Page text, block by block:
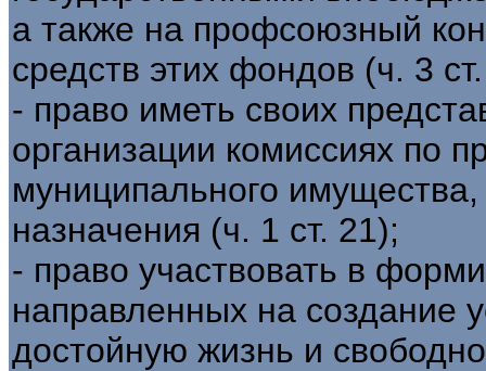
а также на профсоюзный
средств этих фондов (ч. 3
- право иметь своих
организации комиссиях по
муниципального
назначения (ч. 1 ст. 21);
- право участвовать в
направленных на создание
достойную жизнь и